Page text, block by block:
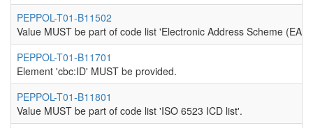
PEPPOL-T01-B11502
Value MUST be part of code list 'Electronic Address Scheme
PEPPOL-T01-B11701
Element 'cbc:ID' MUST be provided.
PEPPOL-T01-B11801
Value MUST be part of code list 'ISO 6523 ICD list'.